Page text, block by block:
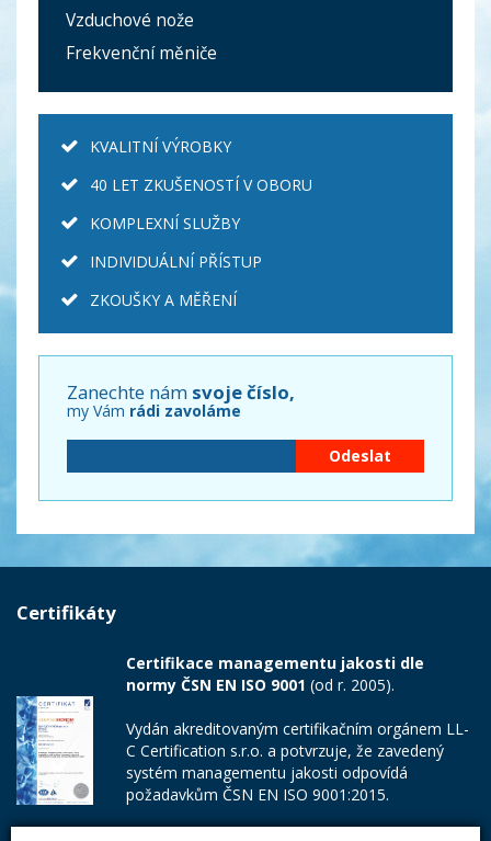
Vzduchové nože
Frekvenční měniče
KVALITNÍ VÝROBKY
40 LET ZKUŠENOSTÍ V OBORU
KOMPLEXNÍ SLUŽBY
INDIVIDUÁLNÍ PŘÍSTUP
ZKOUŠKY A MĚŘENÍ
Zanechte nám svoje číslo,
my Vám rádi zavoláme
Certifikáty
Certifikace managementu jakosti dle
normy ČSN EN ISO 9001 (od r. 2005).
Vydán akreditovaným certifikačním orgánem LL-
C Certification s.r.o. a potvrzuje, že zavedený
systém managementu jakosti odpovídá
požadavkům ČSN EN ISO 9001:2015.